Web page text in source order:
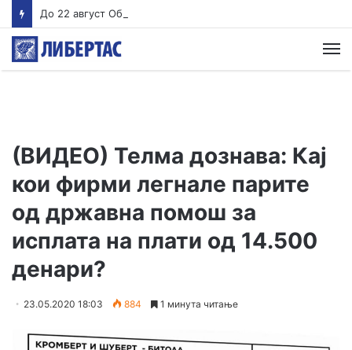
(ВИДЕО) Телма дознава: Кај
кои фирми легнале парите
од државна помош за
исплата на плати од 14.500
денари?
23.05.2020 18:03 884 1 минута читање